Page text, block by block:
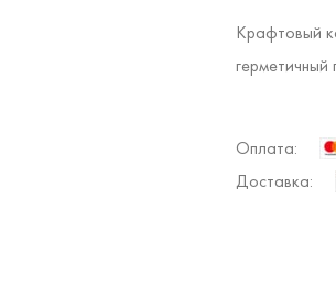
Крафтовый
герметичный
Оплата:
Доставка: